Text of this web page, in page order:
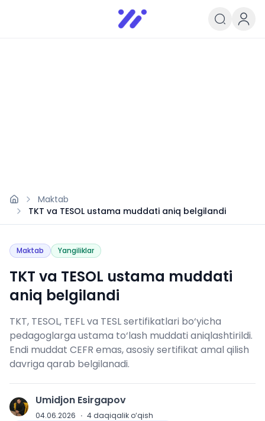
Infoedu
Ta&#039;lim xabarlari va
Maktab
TKT va TESOL ustama muddati aniq belgilandi
Maktab Yangiliklar
TKT va TESOL ustama muddati
aniq belgilandi
TKT, TESOL, TEFL va TESL sertifikatlari bo‘yicha
pedagoglarga ustama to‘lash muddati aniqlashtirildi.
Endi muddat CEFR emas, asosiy sertifikat amal qilish
davriga qarab belgilanadi.
U Umidjon Esirgapov
04.06.2026 · 4 daqiqalik o‘qish